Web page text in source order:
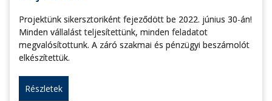
Projektünk sikersztoriként fejeződött be 2022. június 30-án!
Minden vállalást teljesítettünk, minden feladatot
megvalósítottunk. A záró szakmai és pénzügyi beszámolót
elkészítettük.
Részletek